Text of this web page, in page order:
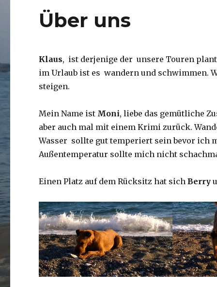
Über uns
Klaus, ist derjenige der unsere Touren
im Urlaub ist es wandern und schwimmen.
steigen.
Mein Name ist Moni, liebe das gemütliche
aber auch mal mit einem Krimi zurück.
Wasser sollte gut temperiert sein bevor ich
Außentemperatur sollte mich nicht
Einen Platz auf dem Rücksitz hat sichBerry